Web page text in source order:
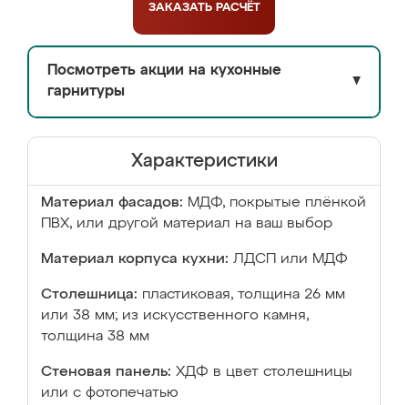
ЗАКАЗАТЬ РАСЧЁТ
Посмотреть акции на кухонные
гарнитуры
▼
Характеристики
Материал фасадов: МДФ, покрытые плёнкой
ПВХ, или другой материал на ваш выбор
Материал корпуса кухни: ЛДСП или МДФ
Столешница: пластиковая, толщина 26 мм
или 38 мм; из искусственного камня,
толщина 38 мм
Стеновая панель: ХДФ в цвет столешницы
или с фотопечатью